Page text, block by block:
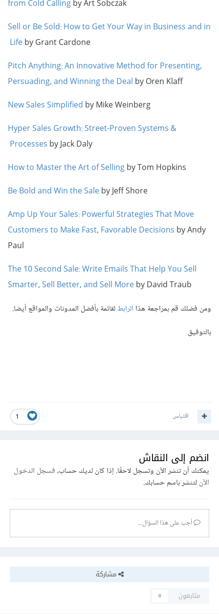
from Cold Callingby Art Sobczak
Sell or Be Sold: How to Get Your Way in Business and in
Lifeby Grant Cardone
Pitch Anything: An Innovative Method for Presenting,
Persuading, and Winning the Deal by Oren Klaff
New Sales Simplified by Mike Weinberg
Hyper Sales Growth: Street-Proven Systems &
Processes by Jack Daly
How to Master the Art of Sellingby Tom Hopkins
Be Bold and Win the Saleby Jeff Shore
Amp Up Your Sales: Powerful Strategies That Move
Customers to Make Fast, Favorable Decisions by Andy
Paul
The 10 Second Sale: Write Emails That Help You Sell
Smarter, Sell Better, and Sell Moreby David Traub
ومن فضلك قم بمراجعة هذا الرابطلقائمة بأفضل المدونات والمواقع أيضا.
بالتوفيق
1 اقتباس
انضم إلى النقاش
يمكنك أن تنشر الآن وتسجل لاحقًا. إذا كان لديك حساب،فسجل الدخول
الآنلتنشر باسم حسابك.
أجب على هذا السؤال...
مشاركة
متابعون
0